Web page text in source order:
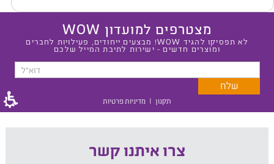
מצטרפים למועדון WOW
לא תפסיקו להגיד WOW! מבצעים ייחודים, פעילויות לחברים
ומוצרים חדשים - ישירות לתיבת המייל שלכם
תקנון | מדיניות פרטיות
צרו איתנו קשר